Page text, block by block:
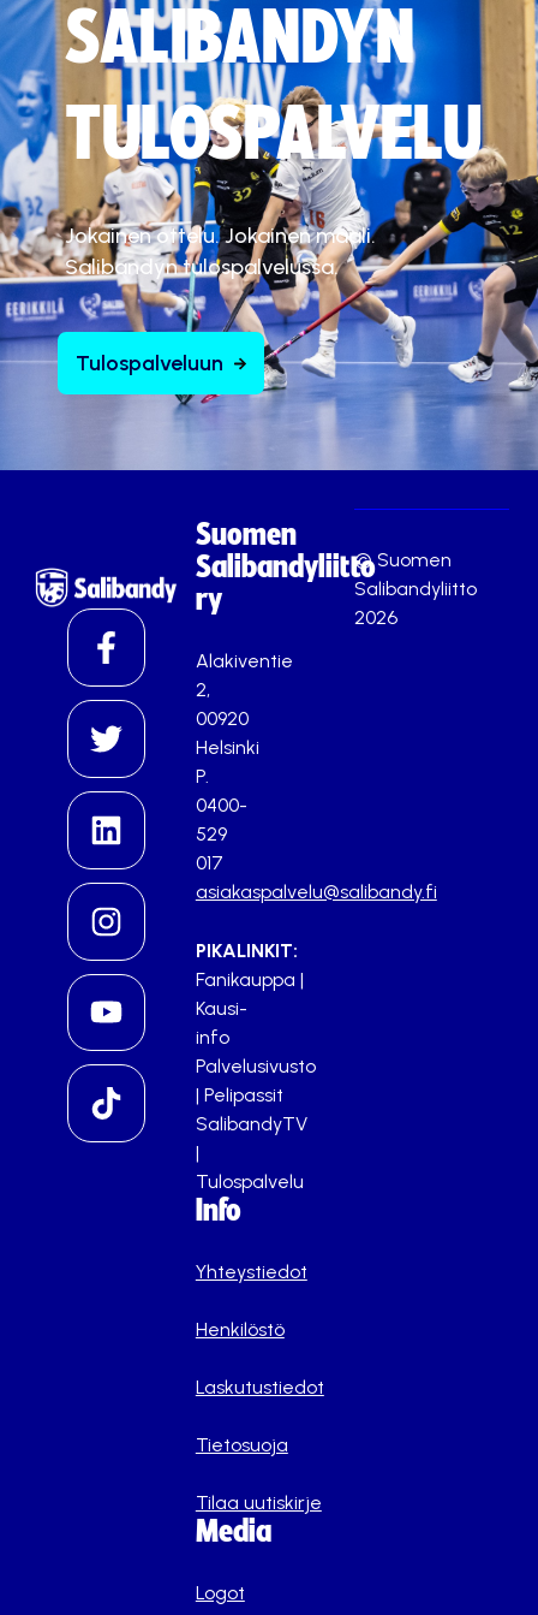
SALIBANDYN
TULOSPALVELU
Jokainen ottelu. Jokainen maali.
Salibandyn tulospalvelussa.
Tulospalveluun
Suomen
Salibandyliitto
ry
Alakiventie
2,
00920
Helsinki
P.
0400-
529
017
asiakaspalvelu@salibandy.fi
PIKALINKIT:
Fanikauppa |
Kausi-
info
Palvelusivusto
| Pelipassit
SalibandyTV
|
Tulospalvelu
Info
Yhteystiedot
Henkilöstö
Laskutustiedot
Tietosuoja
Tilaa uutiskirje
Media
Logot
© Suomen
Salibandyliitto
2026